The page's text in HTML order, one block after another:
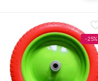
-25%